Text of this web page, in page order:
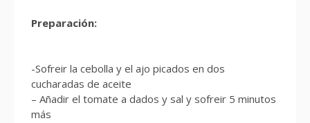
Preparación:
-Sofreir la cebolla y el ajo picados en dos
cucharadas de aceite
– Añadir el tomate a dados y sal y sofreir 5 minutos
más